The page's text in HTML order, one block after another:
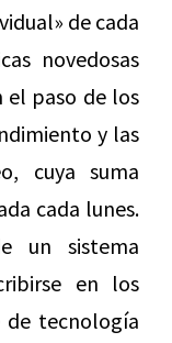
de cada
novedosas
el paso de los
y las
cuya suma
cada lunes.
un sistema
en los
de tecnología